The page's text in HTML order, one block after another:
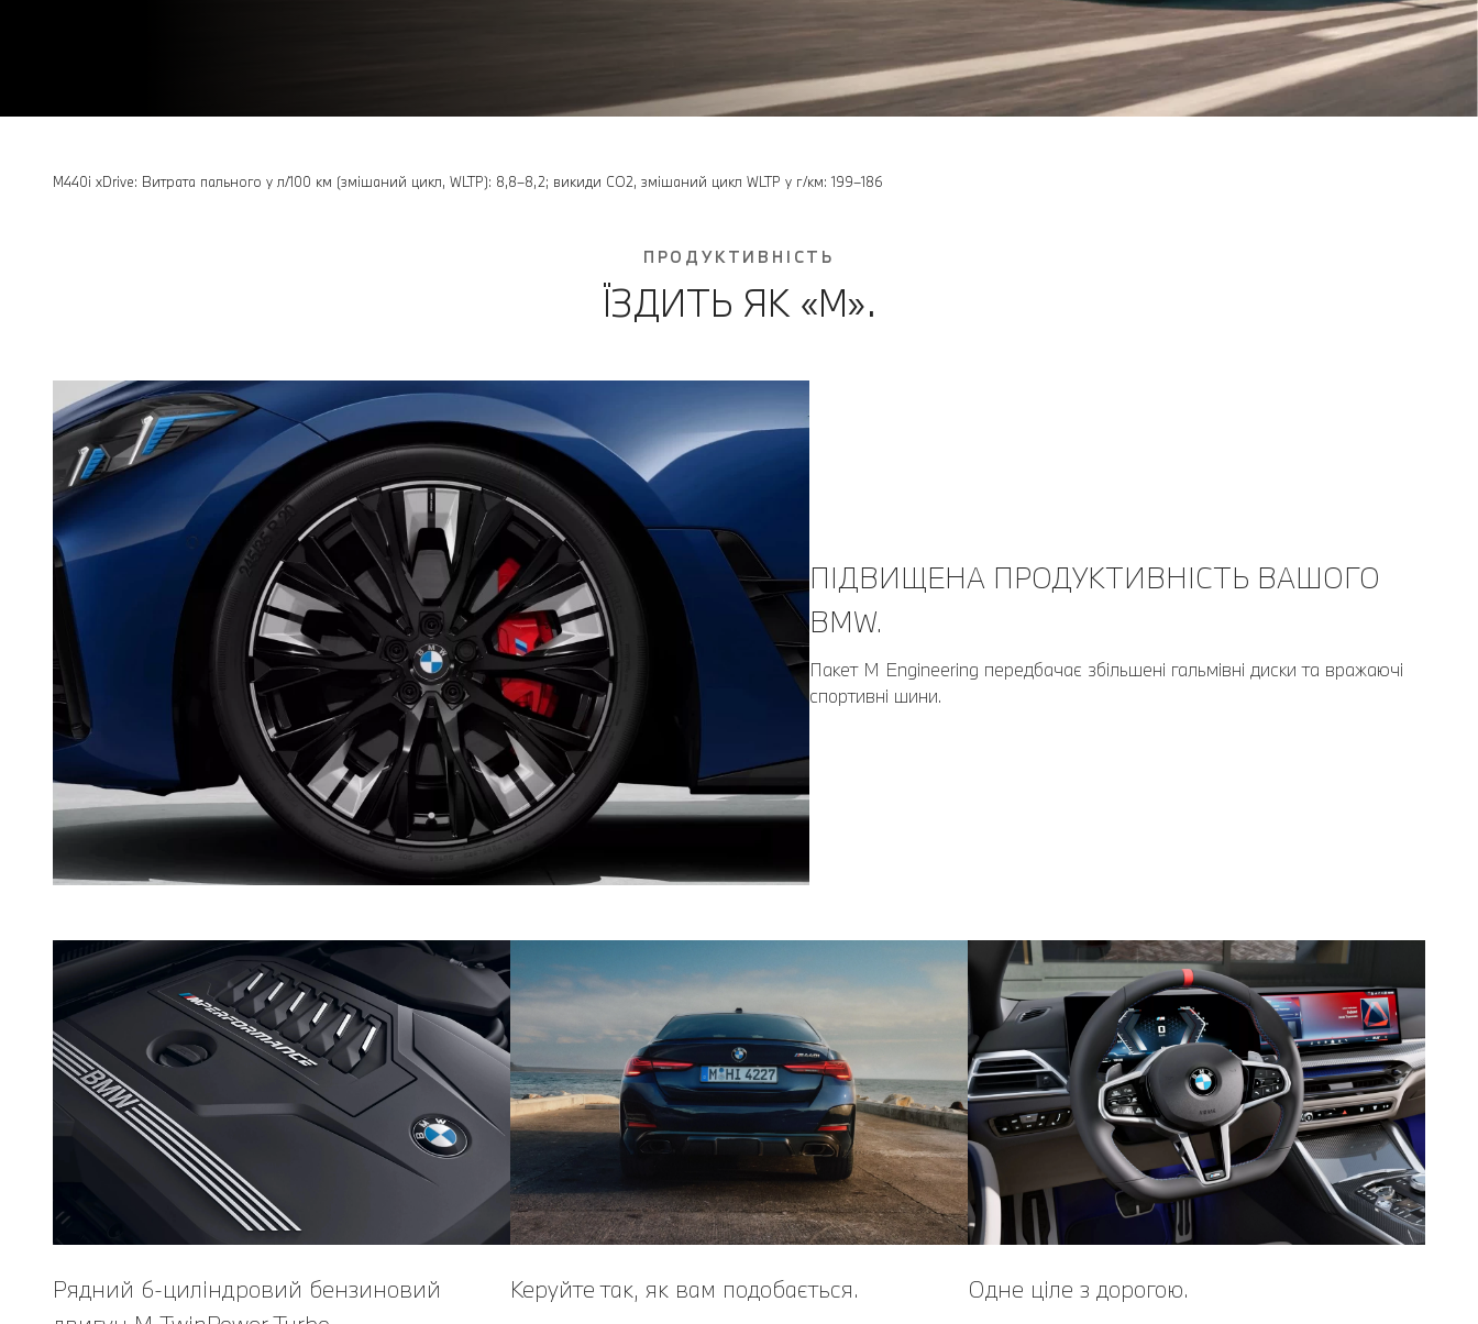
M440i xDrive: Витрата пального у л/100 км (змішаний цикл, WLTP): 8,8–8,2; викиди CO2, змішаний цикл WLTP у г/км: 199–186
ПРОДУКТИВНІСТЬ
ЇЗДИТЬ ЯК «М».
ПІДВИЩЕНА ПРОДУКТИВНІСТЬ ВАШОГО
BMW.
Пакет M Engineering передбачає збільшені гальмівні диски та вражаючі
спортивні шини.
Рядний 6-циліндровий бензиновий
Керуйте так, як вам подобається. Одне ціле з дорогою.